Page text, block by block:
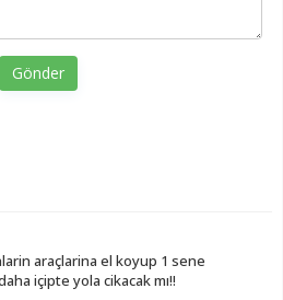
Gönder
araçlarina el koyup 1 sene
içipte yola cikacak mı!!